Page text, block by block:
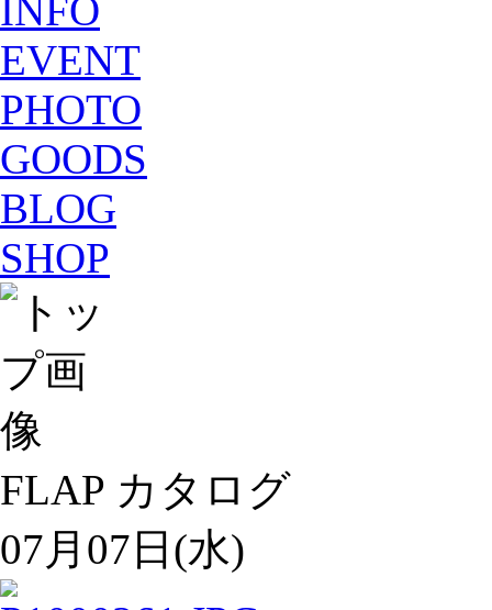
INFO
EVENT
PHOTO
GOODS
BLOG
SHOP
FLAP カタログ
07月07日(水)